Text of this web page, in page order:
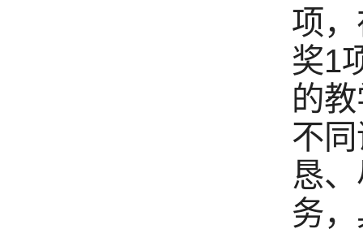
项
奖1
的
不
恳
务